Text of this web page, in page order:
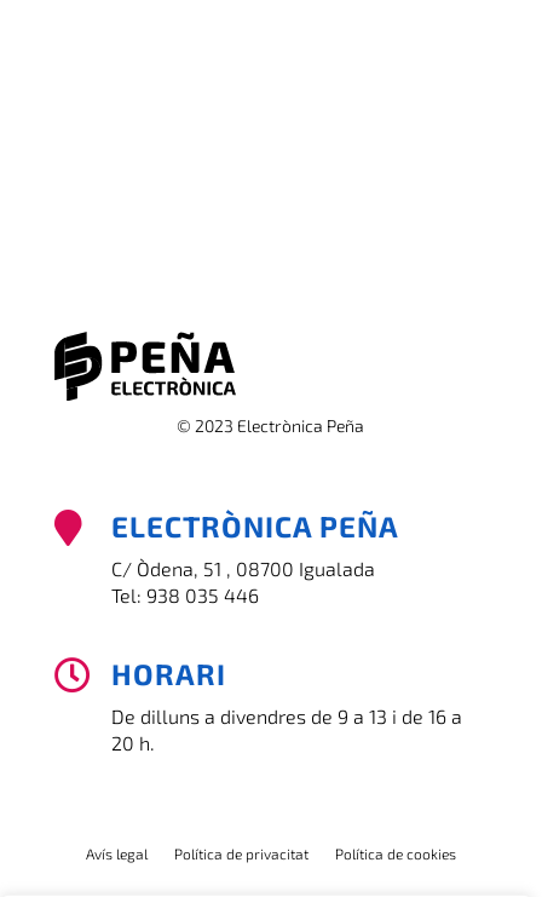
© 2023 Electrònica Peña
 ELECTRÒNICA PEÑA
C/ Òdena, 51 , 08700 Igualada
Tel: 938 035 446
 HORARI
De dilluns a divendres de 9 a 13 i de 16 a
20 h.
Avís legal Política de privacitat Política de cookies